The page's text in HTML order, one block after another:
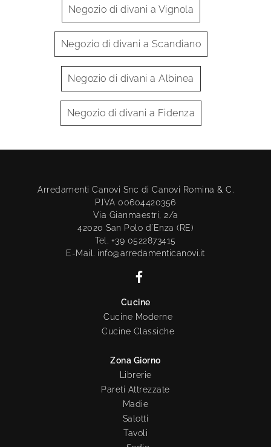
Negozio di divani a Vignola
Negozio di divani a Scandiano
Negozio di divani a Albinea
Negozio di divani a Fidenza
Arredamenti Canovi Snc di Canovi Romina & C.
P.IVA 00604420356
Via Gianmaestri, 2/a
42020 San Polo d'Enza (RE)
Tel. +39 0522873415
E-Mail. info@arredamenticanovi.it
Cucine
Cucine Moderne
Cucine Classiche
Zona Giorno
Librerie
Pareti Attrezzate
Madie
Salotti
Tavoli